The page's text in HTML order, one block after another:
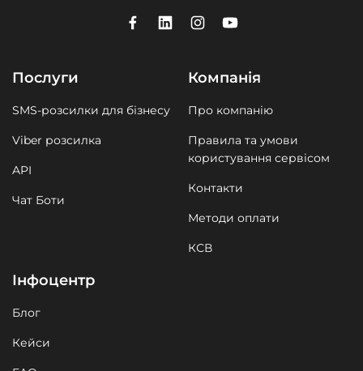
Послуги
SMS-розсилки для бізнесу
Viber розсилка
API
Чат Боти
Компанія
Про компанію
Правила та умови
користування сервісом
Контакти
Методи оплати
КСВ
Інфоцентр
Блог
Кейси